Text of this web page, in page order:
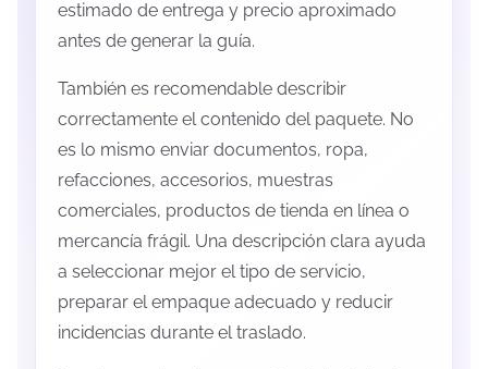
estimado de entrega y precio aproximado
antes de generar la guía.
También es recomendable describir
correctamente el contenido del paquete. No
es lo mismo enviar documentos, ropa,
refacciones, accesorios, muestras
comerciales, productos de tienda en línea o
mercancía frágil. Una descripción clara ayuda
a seleccionar mejor el tipo de servicio,
preparar el empaque adecuado y reducir
incidencias durante el traslado.